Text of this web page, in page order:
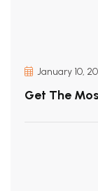
January 10,
Get The